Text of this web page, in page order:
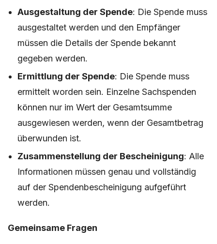
Ausgestaltung der Spende: Die Spende muss
ausgestaltet werden und den Empfänger
müssen die Details der Spende bekannt
gegeben werden.
Ermittlung der Spende: Die Spende muss
ermittelt worden sein. Einzelne Sachspenden
können nur im Wert der Gesamtsumme
ausgewiesen werden, wenn der Gesamtbetrag
überwunden ist.
Zusammenstellung der Bescheinigung: Alle
Informationen müssen genau und vollständig
auf der Spendenbescheinigung aufgeführt
werden.
Gemeinsame Fragen